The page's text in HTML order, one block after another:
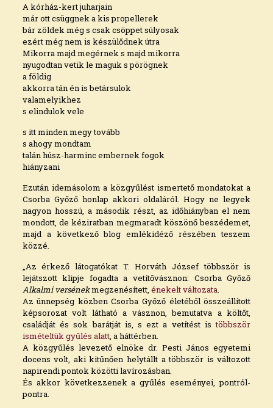
A kórház-kert juharjain
már ott csüggnek a kis propellerek
bár zöldek még s csak csöppet súlyosak
ezért még nem is készülődnek útra
Mikorra majd megérnek s majd mikorra
nyugodtan vetik le maguk s pörögnek
a földig
akkorra tán én is betársulok
valamelyikhez
s elindulok vele
s itt minden megy tovább
s ahogy mondtam
talán húsz-harminc embernek fogok
hiányzani
Ezután idemásolom a közgyűlést ismertető mondatokat a
Csorba Győző honlap akkori oldaláról. Hogy ne legyek
nagyon hosszú, a második részt, az időhiányban el nem
mondott, de kéziratban megmaradt köszönő beszédemet,
majd a következő blog emlékidéző részében teszem
közzé.
„Az érkező látogatókat T. Horváth József többször is
lejátszott klipje fogadta a vetítővásznon: Csorba Győző
Alkalmi versénekmegzenésített, énekelt változata.
Az ünnepség közben Csorba Győző életéből összeállított
képsorozat volt látható a vásznon, bemutatva a költőt,
családját és sok barátját is, s ezt a vetítést istöbbször
ismételtük gyűlés alatt, a háttérben.
A közgyűlés levezető elnöke dr. Pesti János egyetemi
docens volt, aki kitűnően helytállt a többször is változott
napirendi pontok közötti lavírozásban.
És akkor következzenek a gyűlés eseményei, pontról-
pontra.